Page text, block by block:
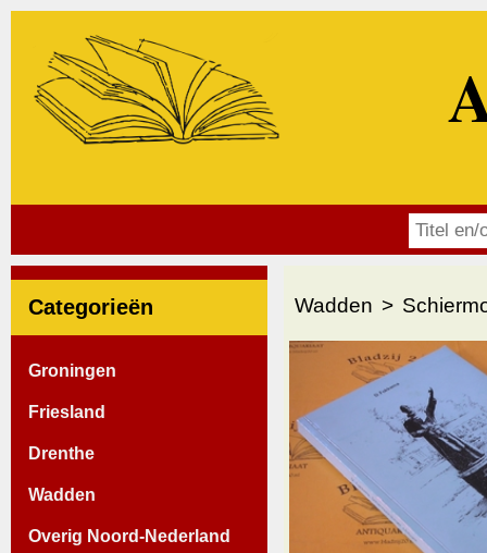
Categorieën
Groningen
Friesland
Drenthe
Wadden
Overig Noord-Nederland
Wadden